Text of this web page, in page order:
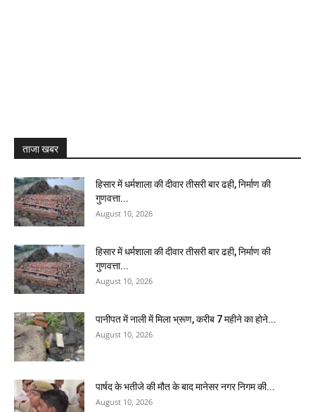
ताजा खबर
हिसार में धर्मशाला की दीवार तीसरी बार ढही, निर्माण की
गुणवत्ता...
August 10, 2026
हिसार में धर्मशाला की दीवार तीसरी बार ढही, निर्माण की
गुणवत्ता...
August 10, 2026
पानीपत में नाली में मिला भ्रूण, करीब 7 महीने का होने...
August 10, 2026
पार्षद के भतीजे की मौत के बाद मानेसर नगर निगम की...
August 10, 2026